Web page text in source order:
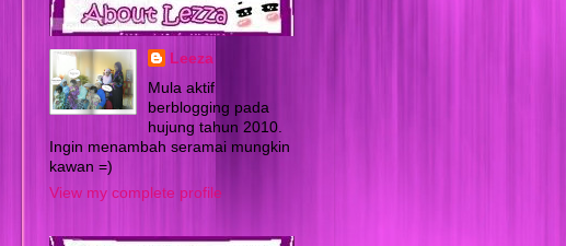
Leeza
Mula aktif
berblogging pada
hujung tahun 2010.
Ingin menambah seramai mungkin
kawan =)
View my complete profile